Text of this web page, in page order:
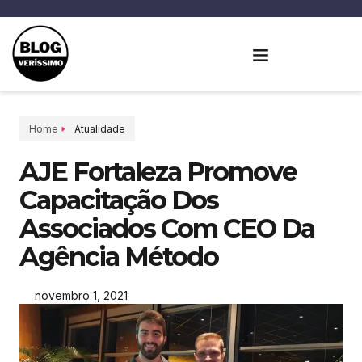
Home Atualidade
AJE Fortaleza Promove
Capacitação Dos
Associados Com CEO Da
Agência Método
novembro 1, 2021